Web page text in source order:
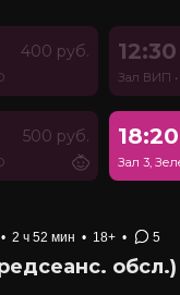
400 руб. 12:30
Зал ВИП •
500 руб. 18:20
Зал 3,
• 2 ч 52 мин • 18+ • 5
обсл.)